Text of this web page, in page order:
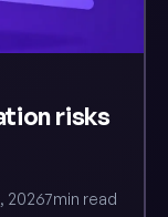
risks
20267min read